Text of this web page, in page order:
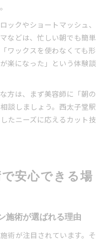
ックやショートマッシュ、
などは、忙しい朝でも簡単
ワックスを使わなくても形
楽になった」という体験談
方は、まず美容師に「朝の
談しましょう。西太子堂駅
たニーズに応えるカット技
安心できる場
施術が選ばれる理由
術が注目されています。そ